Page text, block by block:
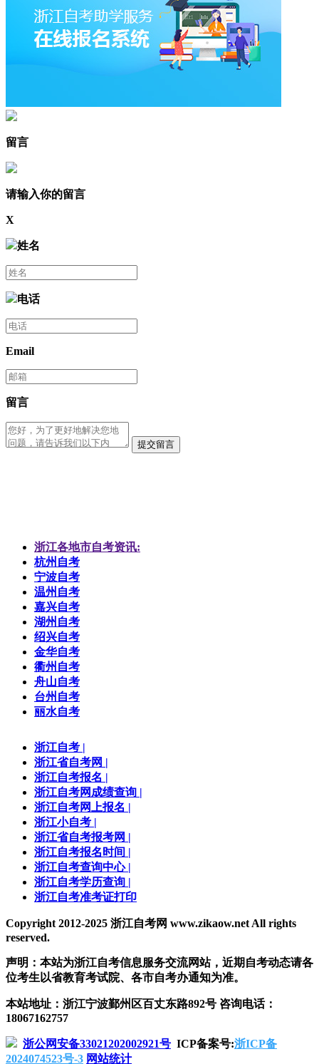
留言
请输入你的留言
X
姓名
电话
Email
留言
提交留言
浙江各地市自考资讯:
杭州自考
宁波自考
温州自考
嘉兴自考
湖州自考
绍兴自考
金华自考
衢州自考
舟山自考
台州自考
丽水自考
浙江自考
浙江省自考网
浙江自考报名
浙江自考网成绩查询
浙江自考网上报名
浙江小自考
浙江省自考报考网
浙江自考报名时间
浙江自考查询中心|
浙江自考学历查询
浙江自考准考证打印
Copyright 2012-2025 浙江自考网 www.zikaow.net All rights
reserved.
声明：本站为浙江自考信息服务交流网站，近期自考动态请各
位考生以省教育考试院、各市自考办通知为准。
本站地址：浙江宁波鄞州区百丈东路892号 咨询电话：
18067162757
浙公网安备33021202002921号 ICP备案号:浙ICP备
2024074523号-3 网站统计